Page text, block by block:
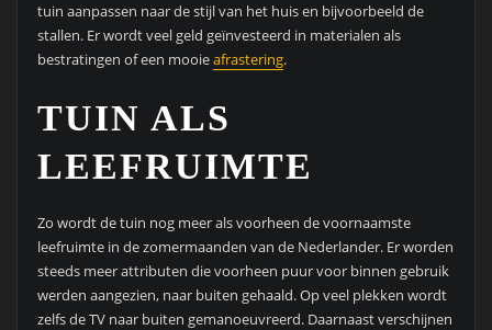
tuin aanpassen naar de stijl van het huis en bijvoorbeeld de
stallen. Er wordt veel geld geïnvesteerd in materialen als
bestratingen of een mooieafrastering.
TUIN ALS
LEEFRUIMTE
Zo wordt de tuin nog meer als voorheen de voornaamste
leefruimte in de zomermaanden van de Nederlander. Er worden
steeds meer attributen die voorheen puur voor binnen gebruik
werden aangezien, naar buiten gehaald. Op veel plekken wordt
zelfs de TV naar buiten gemanoeuvreerd. Daarnaast verschijnen